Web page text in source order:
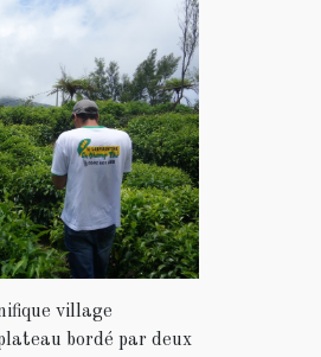
village
bordé par deux